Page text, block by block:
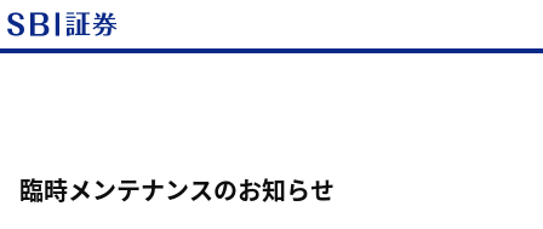
臨時メンテナンスのお知らせ